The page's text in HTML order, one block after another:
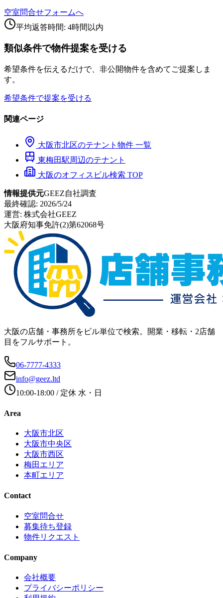
空室問合せフォームへ
平均返答時間: 4時間以内
類似条件で物件提案を受ける
希望条件を伝えるだけで、非公開物件を含めてご提案しま
す。
希望条件で提案を受ける
関連ページ
大阪市北区のテナント物件 一覧
東梅田駅周辺のテナント
大阪のオフィスビル検索 TOP
情報提供元GEEZ自社調査
最終確認: 2026/5/24
運営: 株式会社GEEZ
大阪府知事免許(2)第62068号
大阪の店舗・事務所をビル単位で検索。開業・移転・2店舗
目をフルサポート。
06-7777-4333
info@geez.ltd
10:00-18:00 / 定休 水・日
Area
大阪市北区
大阪市中央区
大阪市西区
梅田エリア
本町エリア
Contact
空室問合せ
募集待ち登録
物件リクエスト
Company
会社概要
プライバシーポリシー